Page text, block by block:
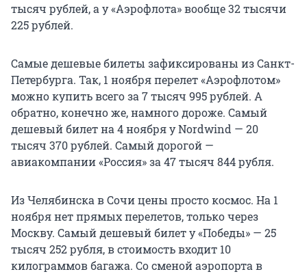
тысяч рублей, а у «Аэрофлота» вообще 32 тысячи
225 рублей.
Самые дешевые билеты зафиксированы из Санкт-
Петербурга. Так, 1 ноября перелет «Аэрофлотом»
можно купить всего за 7 тысяч 995 рублей. А
обратно, конечно же, намного дороже. Самый
дешевый билет на 4 ноября у Nordwind — 20
тысяч 370 рублей. Самый дорогой —
авиакомпании «Россия» за 47 тысяч 844 рубля.
Из Челябинска в Сочи цены просто космос. На 1
ноября нет прямых перелетов, только через
Москву. Самый дешевый билет у «Победы» — 25
тысяч 252 рубля, в стоимость входит 10
килограммов багажа. Со сменой аэропорта в